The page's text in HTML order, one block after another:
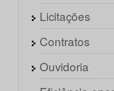
Licitações
Contratos
Ouvidoria